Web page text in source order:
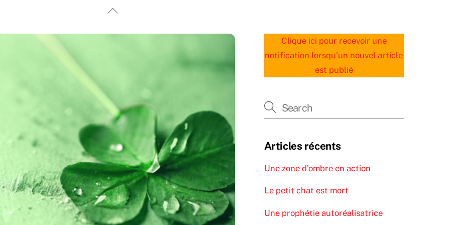
Clique ici pour recevoir une
notification lorsqu'un nouvel article
est publié
Articles récents
Une zone d’ombre en action
Le petit chat est mort
Une prophétie autoréalisatrice
Back